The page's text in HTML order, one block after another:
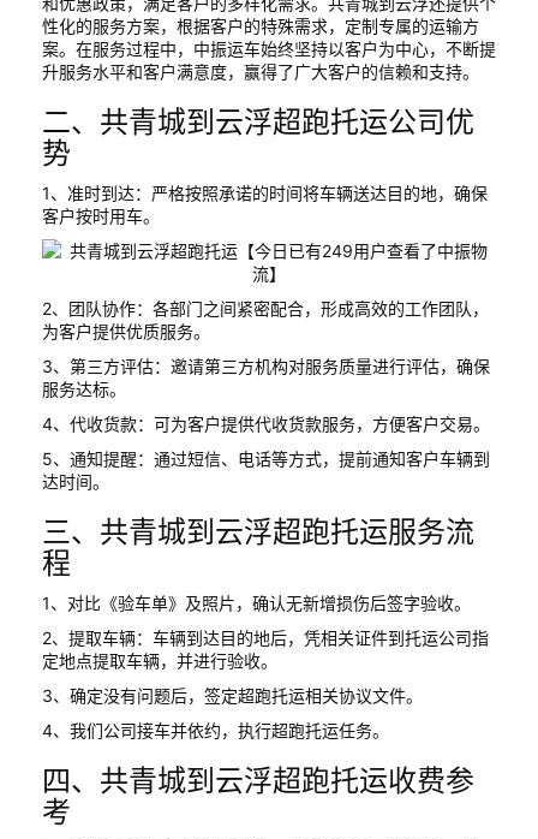
性化的服务方案，根据客户的特殊需求，定制专属的运输方
案。在服务过程中，中振运车始终坚持以客户为中心，不断提
升服务水平和客户满意度，赢得了广大客户的信赖和支持。
二、共青城到云浮超跑托运公司优
势
1、准时到达：严格按照承诺的时间将车辆送达目的地，确保
客户按时用车。
2、团队协作：各部门之间紧密配合，形成高效的工作团队，
为客户提供优质服务。
3、第三方评估：邀请第三方机构对服务质量进行评估，确保
服务达标。
4、代收货款：可为客户提供代收货款服务，方便客户交易。
5、通知提醒：通过短信、电话等方式，提前通知客户车辆到
达时间。
三、共青城到云浮超跑托运服务流
程
1、对比《验车单》及照片，确认无新增损伤后签字验收。
2、提取车辆：车辆到达目的地后，凭相关证件到托运公司指
定地点提取车辆，并进行验收。
3、确定没有问题后，签定超跑托运相关协议文件。
4、我们公司接车并依约，执行超跑托运任务。
四、共青城到云浮超跑托运收费参
考